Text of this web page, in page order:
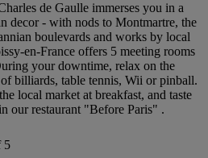
de Gaulle immerses you in a
decor - with nods to Montmartre, the
boulevards and works by local
en-France offers 5 meeting rooms
your downtime, relax on the
billiards, table tennis, Wii or pinball.
local market at breakfast, and taste
our restaurant "Before Paris" .
5